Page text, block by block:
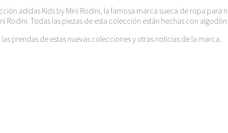
adidas Kids by Mini Rodini, la famosa marca sueca de ropa para
Todas las piezas de esta colección están hechas con
prendas de estas nuevas colecciones y otras noticias de la marca.